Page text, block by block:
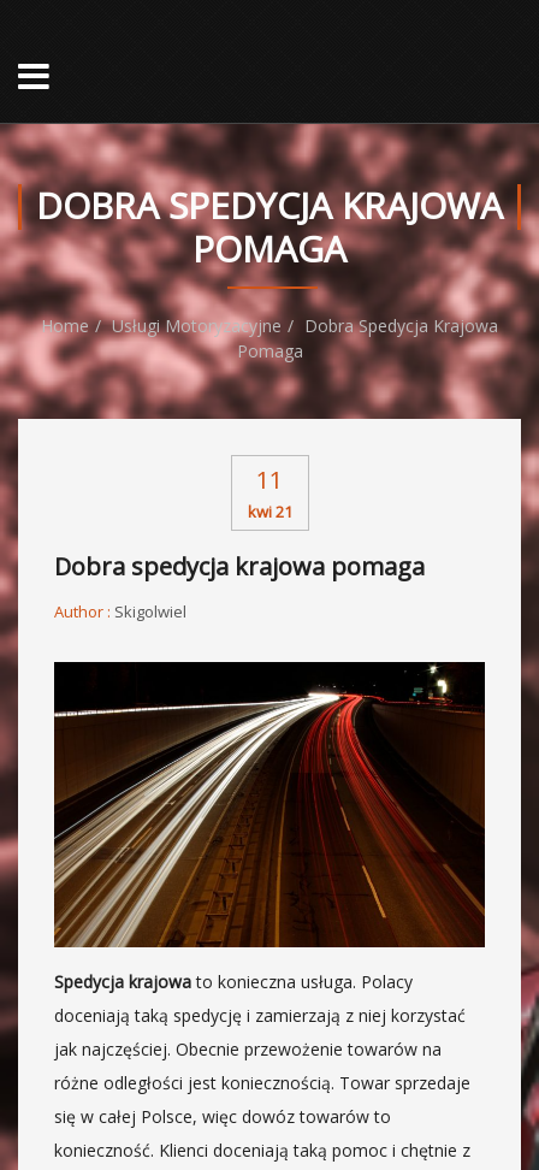
DOBRA SPEDYCJA KRAJOWA
POMAGA
Home Usługi Motoryzacyjne
Dobra Spedycja Krajowa
Pomaga
11
kwi 21
Dobra spedycja krajowa pomaga
Author : Skigolwiel
Spedycja krajowato konieczna usługa. Polacy
doceniają taką spedycję i zamierzają z niej korzystać
jak najczęściej. Obecnie przewożenie towarów na
różne odległości jest koniecznością. Towar sprzedaje
się w całej Polsce, więc dowóz towarów to
konieczność. Klienci doceniają taką pomoc i chętnie z